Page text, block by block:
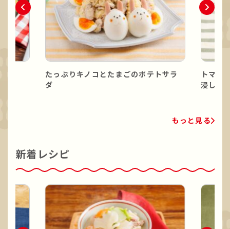
たっぷりキノコとたまごのポテトサラ
ダ
トマト
浸し
もっと見る
新着レシピ